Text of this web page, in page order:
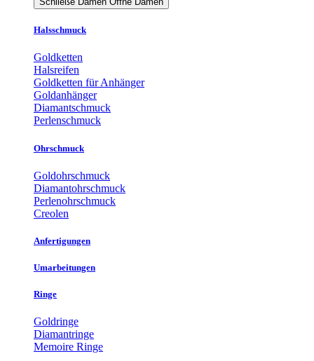
Halsschmuck
Goldketten
Halsreifen
Goldketten für Anhänger
Goldanhänger
Diamantschmuck
Perlenschmuck
Ohrschmuck
Goldohrschmuck
Diamantohrschmuck
Perlenohrschmuck
Creolen
Anfertigungen
Umarbeitungen
Ringe
Goldringe
Diamantringe
Memoire Ringe